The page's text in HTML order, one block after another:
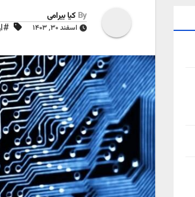
By کیا بیرامی
اسفند ۳۰, ۱۴۰۳